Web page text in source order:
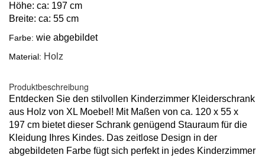
Höhe: ca: 197 cm
Breite: ca: 55 cm
Farbe: wie abgebildet
Material: Holz
Produktbeschreibung
Entdecken Sie den stilvollen Kinderzimmer Kleiderschrank
aus Holz von XL Moebel! Mit Maßen von ca. 120 x 55 x
197 cm bietet dieser Schrank genügend Stauraum für die
Kleidung Ihres Kindes. Das zeitlose Design in der
abgebildeten Farbe fügt sich perfekt in jedes Kinderzimmer